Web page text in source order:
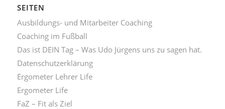
SEITEN
Ausbildungs- und Mitarbeiter Coaching
Coaching im Fußball
Das ist DEIN Tag – Was Udo Jürgens uns zu sagen hat.
Datenschutzerklärung
Ergometer Lehrer Life
Ergometer Life
FaZ – Fit als Ziel